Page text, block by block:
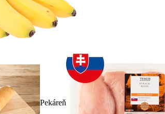
Pekáreň